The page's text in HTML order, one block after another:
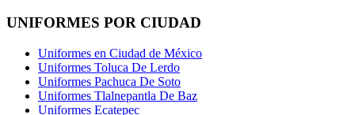
UNIFORMES POR CIUDAD
Uniformes en Ciudad de México
Uniformes Toluca De Lerdo
Uniformes Pachuca De Soto
Uniformes Tlalnepantla De Baz
Uniformes Ecatepec